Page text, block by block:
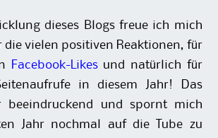
dieses Blogs freue ich mich
die vielen positiven Reaktionen, für
Facebook-Likesund natürlich für
in diesem Jahr! Das
beeindruckend und spornt mich
Jahr nochmal auf die Tube zu